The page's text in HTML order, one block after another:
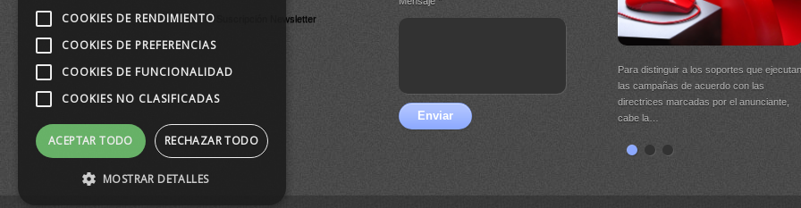
Suscripción Newsletter
Enviar
Para distinguir a los soportes que ejecutan
las campañas de acuerdo con las
directrices marcadas por el anunciante,
cabe la…
COOKIES DE RENDIMIENTO
COOKIES DE PREFERENCIAS
COOKIES DE FUNCIONALIDAD
COOKIES NO CLASIFICADAS
ACEPTAR TODO RECHAZAR TODO
MOSTRAR DETALLES